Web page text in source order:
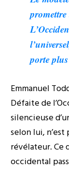
porte
Emmanuel
Défaite de
silencieuse
selon lui,
révélateur. Ce
occidental